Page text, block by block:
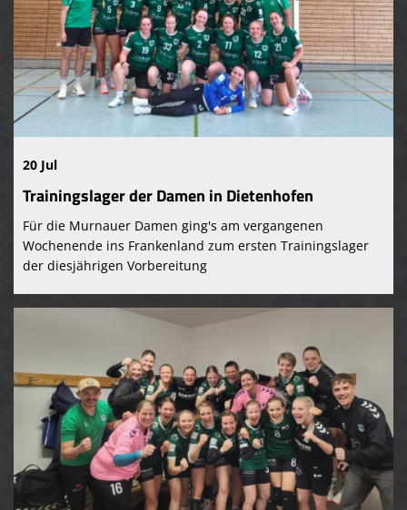
20 Jul
Trainingslager der Damen in Dietenhofen
Für die Murnauer Damen ging's am vergangenen
Wochenende ins Frankenland zum ersten Trainingslager
der diesjährigen Vorbereitung